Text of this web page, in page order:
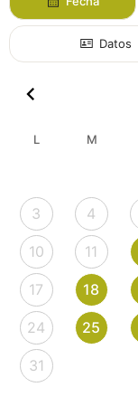
Datos
L M
3 4
10 11
17 18
24 25
31